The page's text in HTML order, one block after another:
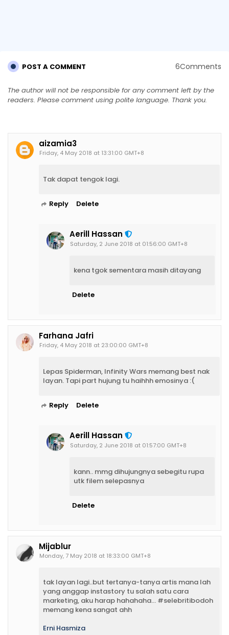
POST A COMMENT 6Comments
The author will not be responsible for any comment left by the
readers. Please comment using polite language. Thank you.
aizamia3
Friday, 4 May 2018 at 13:31:00 GMT+8
Tak dapat tengok lagi.
Reply Delete
Aerill Hassan
Saturday, 2 June 2018 at 01:56:00 GMT+8
kena tgok sementara masih ditayang
Delete
Farhana Jafri
Friday, 4 May 2018 at 23:00:00 GMT+8
Lepas Spiderman, Infinity Wars memang best nak
layan. Tapi part hujung tu haihhh emosinya :(
Reply Delete
Aerill Hassan
Saturday, 2 June 2018 at 01:57:00 GMT+8
kann.. mmg dihujungnya sebegitu rupa
utk filem selepasnya
Delete
Mijablur
Monday, 7 May 2018 at 18:33:00 GMT+8
tak layan lagi..but tertanya-tanya artis mana lah
yang anggap instastory tu salah satu cara
marketing, aku harap hahahaha... #selebritibodoh
memang kena sangat ahh
Erni Hasmiza